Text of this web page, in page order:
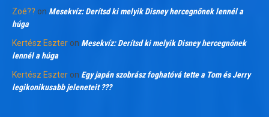
Zoé?? on Mesekvíz: Derítsd ki melyik Disney hercegnőnek lennél a
húga
Kertész Eszter on Mesekvíz: Derítsd ki melyik Disney hercegnőnek
lennél a húga
Kertész Eszter on Egy japán szobrász foghatóvá tette a Tom és Jerry
legikonikusabb jeleneteit ???